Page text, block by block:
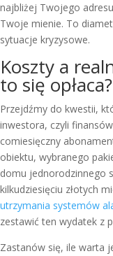
najbliżej Twojego
Twoje mienie. To
sytuacje kryzysowe.
Koszty a
to się opłaca?
Przejdźmy do kwestii,
inwestora, czyli
comiesięczny
obiektu, wybranego
domu jednorodzinnego
kilkudziesięciu złotych
utrzymania systemów
zestawić ten wydatek z
Zastanów się, ile warta